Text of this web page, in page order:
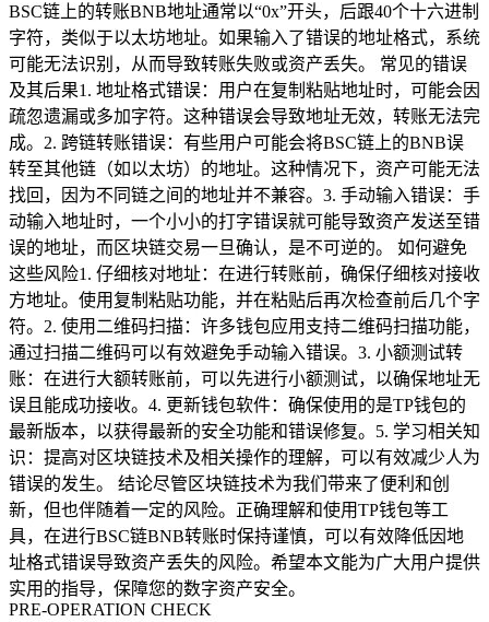
BSC链上的转账BNB地址通常以“0x”开头，后跟40个十六进制
字符，类似于以太坊地址。如果输入了错误的地址格式，系统
可能无法识别，从而导致转账失败或资产丢失。 常见的错误
及其后果1. 地址格式错误：用户在复制粘贴地址时，可能会因
疏忽遗漏或多加字符。这种错误会导致地址无效，转账无法完
成。2. 跨链转账错误：有些用户可能会将BSC链上的BNB误
转至其他链（如以太坊）的地址。这种情况下，资产可能无法
找回，因为不同链之间的地址并不兼容。3. 手动输入错误：手
动输入地址时，一个小小的打字错误就可能导致资产发送至错
误的地址，而区块链交易一旦确认，是不可逆的。 如何避免
这些风险1. 仔细核对地址：在进行转账前，确保仔细核对接收
方地址。使用复制粘贴功能，并在粘贴后再次检查前后几个字
符。2. 使用二维码扫描：许多钱包应用支持二维码扫描功能，
通过扫描二维码可以有效避免手动输入错误。3. 小额测试转
账：在进行大额转账前，可以先进行小额测试，以确保地址无
误且能成功接收。4. 更新钱包软件：确保使用的是TP钱包的
最新版本，以获得最新的安全功能和错误修复。5. 学习相关知
识：提高对区块链技术及相关操作的理解，可以有效减少人为
错误的发生。 结论尽管区块链技术为我们带来了便利和创
新，但也伴随着一定的风险。正确理解和使用TP钱包等工
具，在进行BSC链BNB转账时保持谨慎，可以有效降低因地
址格式错误导致资产丢失的风险。希望本文能为广大用户提供
实用的指导，保障您的数字资产安全。
PRE-OPERATION CHECK